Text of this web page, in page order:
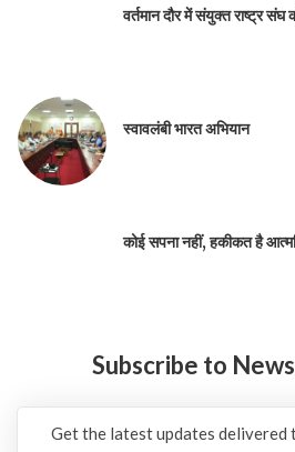
वर्तमान दौर में संयुक्त राष्ट्र संघ
स्वावलंबी भारत अभियान
कोई सपना नहीं, हकीकत है
Subscribe to
Get the latest updates delivered